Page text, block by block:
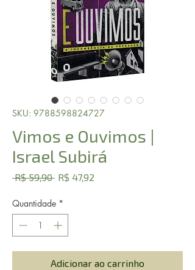
SKU: 9788598824727
Vimos e Ouvimos |
Israel Subirá
R$ 59,90 Preço
R$ 47,92
Quantidade *
Adicionar ao carrinho